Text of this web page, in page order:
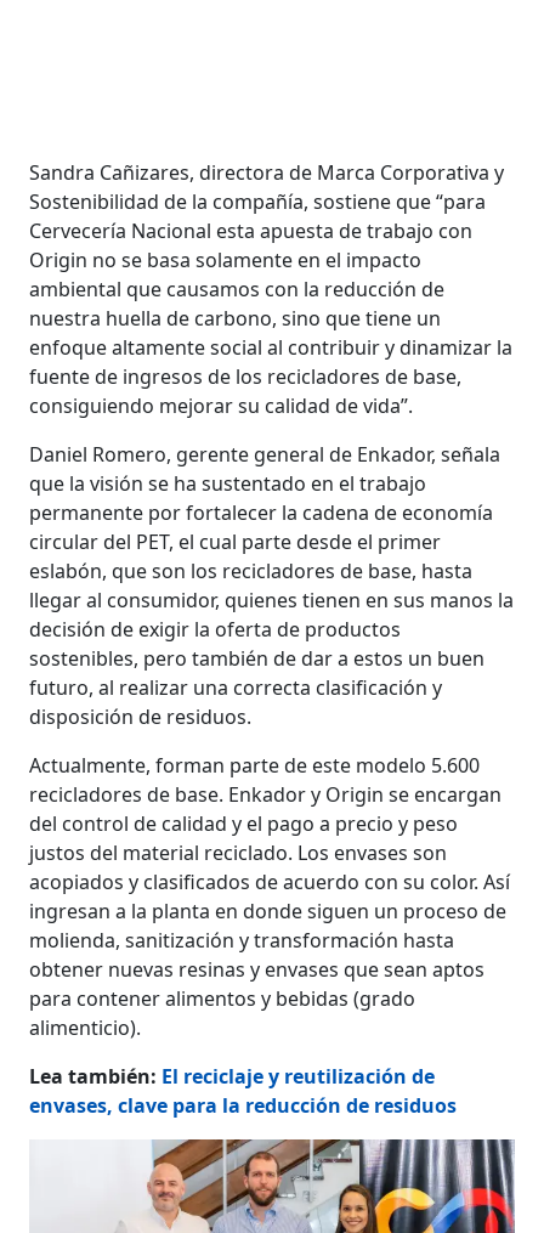
Sandra Cañizares, directora de Marca Corporativa y
Sostenibilidad de la compañía, sostiene que “para
Cervecería Nacional esta apuesta de trabajo con
Origin no se basa solamente en el impacto
ambiental que causamos con la reducción de
nuestra huella de carbono, sino que tiene un
enfoque altamente social al contribuir y dinamizar la
fuente de ingresos de los recicladores de base,
consiguiendo mejorar su calidad de vida”.
Daniel Romero, gerente general de Enkador, señala
que la visión se ha sustentado en el trabajo
permanente por fortalecer la cadena de economía
circular del PET, el cual parte desde el primer
eslabón, que son los recicladores de base, hasta
llegar al consumidor, quienes tienen en sus manos la
decisión de exigir la oferta de productos
sostenibles, pero también de dar a estos un buen
futuro, al realizar una correcta clasificación y
disposición de residuos.
Actualmente, forman parte de este modelo 5.600
recicladores de base. Enkador y Origin se encargan
del control de calidad y el pago a precio y peso
justos del material reciclado. Los envases son
acopiados y clasificados de acuerdo con su color. Así
ingresan a la planta en donde siguen un proceso de
molienda, sanitización y transformación hasta
obtener nuevas resinas y envases que sean aptos
para contener alimentos y bebidas (grado
alimenticio).
Lea también: El reciclaje y reutilización de
envases, clave para la reducción de residuos